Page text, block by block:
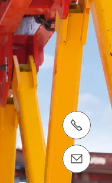
2444 6000